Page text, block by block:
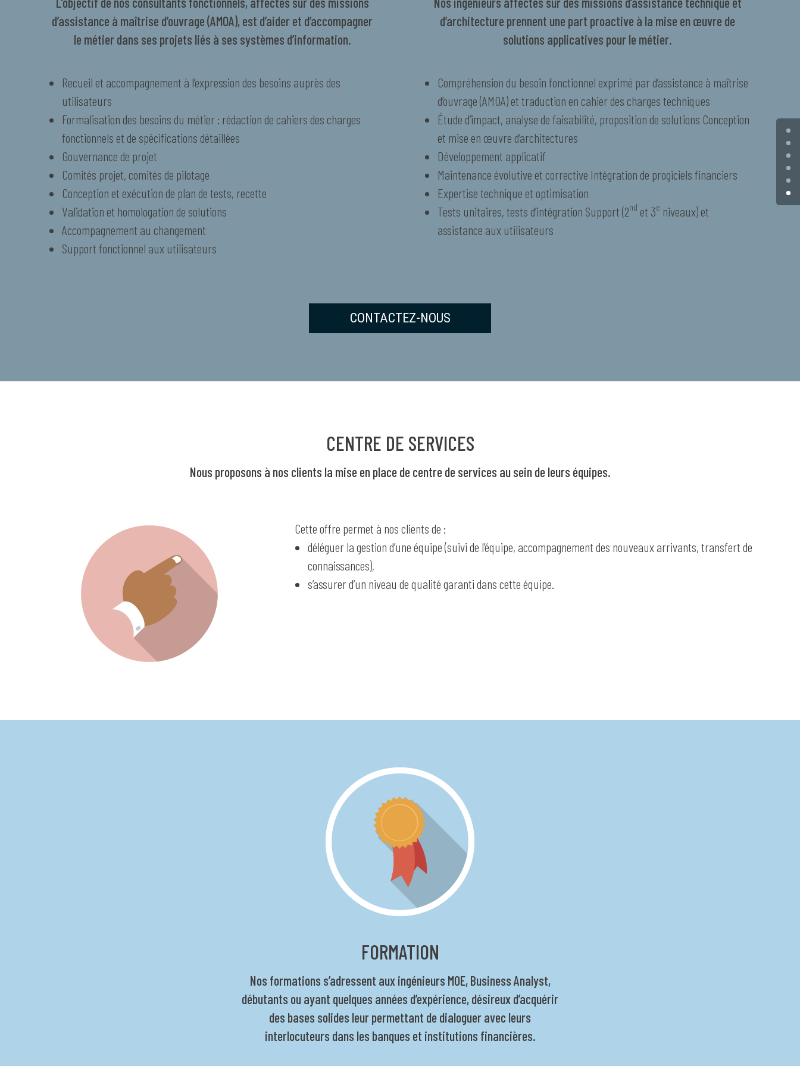
d’assistance à maîtrise d’ouvrage (AMOA), est d’aider et d’accompagner
le métier dans ses projets liés à ses systèmes d’information.
Recueil et accompagnement à l’expression des besoins auprès des
utilisateurs
Formalisation des besoins du métier : rédaction de cahiers des charges
fonctionnels et de spécifications détaillées
Gouvernance de projet
Comités projet, comités de pilotage
Conception et exécution de plan de tests, recette
Validation et homologation de solutions
Accompagnement au changement
Support fonctionnel aux utilisateurs
d’architecture prennent une part proactive à la mise en œuvre de
solutions applicatives pour le métier.
Compréhension du besoin fonctionnel exprimé par d’assistance à maîtrise
d’ouvrage (AMOA) et traduction en cahier des charges techniques
Étude d’impact, analyse de faisabilité, proposition de solutions Conception
et mise en œuvre d’architectures
Développement applicatif
Maintenance évolutive et corrective Intégration de progiciels financiers
Expertise technique et optimisation
Tests unitaires, tests d’intégration Support (2nd et 3e niveaux) et
assistance aux utilisateurs
CONTACTEZ-NOUS
CENTRE DE SERVICES
Nous proposons à nos clients la mise en place de centre de services au sein de leurs équipes.
Cette offre permet à nos clients de :
déléguer la gestion d’une équipe (suivi de l’équipe, accompagnement des nouveaux arrivants, transfert de
connaissances),
s’assurer d’un niveau de qualité garanti dans cette équipe.
FORMATION
Nos formations s’adressent aux ingénieurs MOE, Business Analyst,
débutants ou ayant quelques années d’expérience, désireux d’acquérir
des bases solides leur permettant de dialoguer avec leurs
interlocuteurs dans les banques et institutions financières.